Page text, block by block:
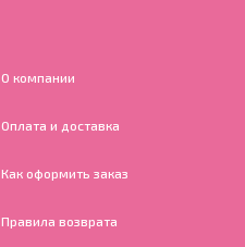
О компании
Оплата и доставка
Как оформить заказ
Правила возврата